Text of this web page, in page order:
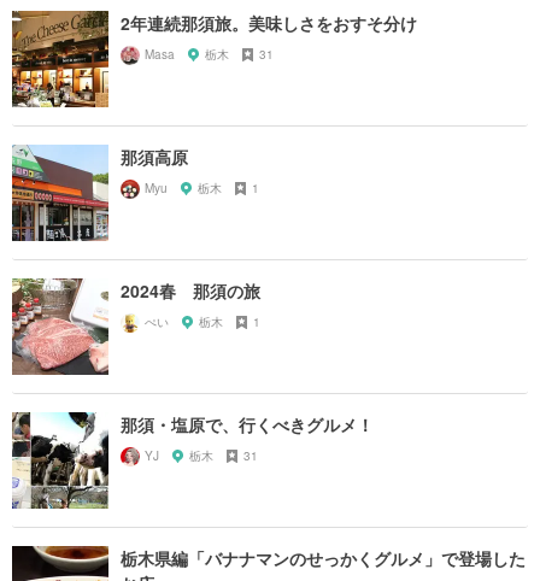
2年連続那須旅。美味しさをおすそ分け
Masa 栃木 31
那須高原
Myu 栃木 1
2024春 那須の旅
ぺい 栃木 1
那須・塩原で、行くべきグルメ！
YJ 栃木 31
栃木県編「バナナマンのせっかくグルメ」で登場した